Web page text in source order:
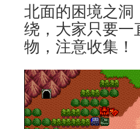
北面的困境之洞
绕，大家只要
物，注意收集！